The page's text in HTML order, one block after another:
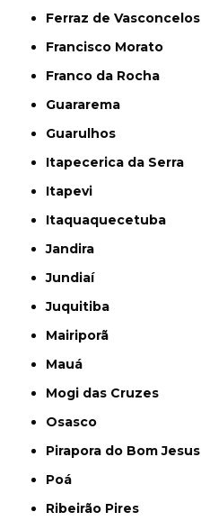
Ferraz de Vasconcelos
Francisco Morato
Franco da Rocha
Guararema
Guarulhos
Itapecerica da Serra
Itapevi
Itaquaquecetuba
Jandira
Jundiaí
Juquitiba
Mairiporã
Mauá
Mogi das Cruzes
Osasco
Pirapora do Bom Jesus
Poá
Ribeirão Pires